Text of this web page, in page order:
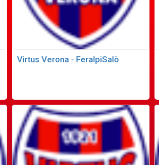
Virtus Verona - FeralpiSalò